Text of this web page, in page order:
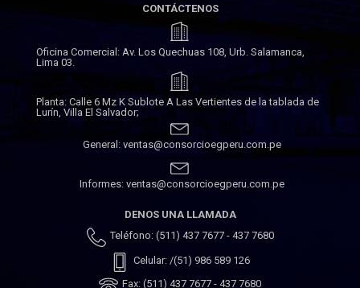
CONTÁCTENOS
Oficina Comercial: Av. Los Quechuas 108, Urb. Salamanca,
Lima 03.
Planta: Calle 6 Mz K Sublote A Las Vertientes de la tablada de
Lurín, Villa El Salvador;
General: ventas@consorcioegperu.com.pe
Informes: ventas@consorcioegperu.com.pe
DENOS UNA LLAMADA
Teléfono: (511) 437 7677 - 437 7680
Celular: /(51) 986 589 126
Fax: (511) 437 7677 - 437 7680